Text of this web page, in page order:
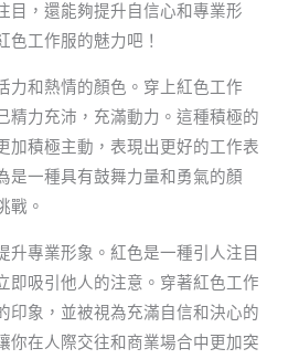
目，還能夠提升自信心和專業形
色工作服的魅力吧！
力和熱情的顏色。穿上紅色工作
精力充沛，充滿動力。這種積極的
加積極主動，表現出更好的工作表
是一種具有鼓舞力量和勇氣的顏
戰。
升專業形象。紅色是一種引人注目
即吸引他人的注意。穿著紅色工作
印象，並被視為充滿自信和決心的
你在人際交往和商業場合中更加突